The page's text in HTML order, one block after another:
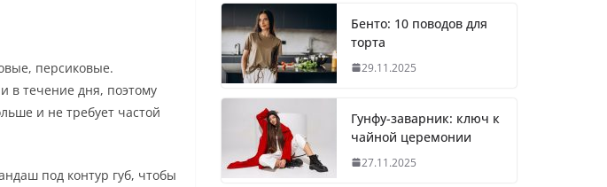
персиковые.
в течение дня, поэтому
и не требует частой
под контур губ, чтобы
Бенто: 10 поводов для
торта
29.11.2025
Гунфу-заварник: ключ к
чайной церемонии
27.11.2025